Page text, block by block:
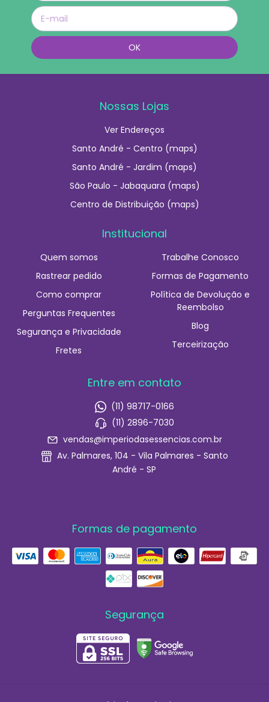
Nossas Lojas
Ver Endereços
Santo André - Centro (maps)
Santo André - Jardim (maps)
São Paulo - Jabaquara (maps)
Centro de Distribuição (maps)
Institucional
Quem somos
Rastrear pedido
Como comprar
Perguntas Frequentes
Segurança e Privacidade
Fretes
Trabalhe Conosco
Formas de Pagamento
Política de Devolução e
Reembolso
Blog
Terceirização
Entre em contato
(11) 98717-0166
(11) 2896-7030
vendas@imperiodasessencias.com.br
Av. Palmares, 104 - Vila Palmares - Santo
André - SP
Formas de pagamento
Segurança